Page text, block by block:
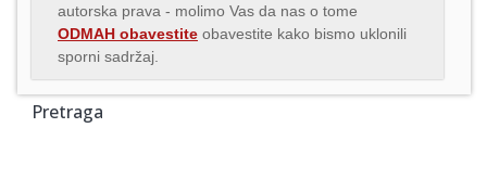
autorska prava - molimo Vas da nas o tome
ODMAH obavestite obavestite kako bismo uklonili
sporni sadržaj.
Pretraga